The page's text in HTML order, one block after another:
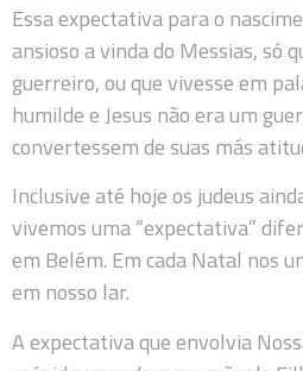
Essa expectativa para o
ansioso a vinda do Messias, só
guerreiro, ou que vivesse em
humilde e Jesus não era um
convertessem de suas más
Inclusive até hoje os judeus
vivemos uma “expectativa”
em Belém. Em cada Natal nos
em nosso lar.
A expectativa que envolvia